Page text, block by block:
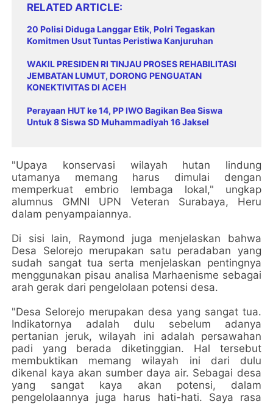
RELATED ARTICLE
20 Polisi Diduga Langgar Etik, Polri Tegaskan
Komitmen Usut Tuntas Peristiwa Kanjuruhan
WAKIL PRESIDEN RI TINJAU PROSES REHABILITASI
JEMBATAN LUMUT, DORONG PENGUATAN
KONEKTIVITAS DI ACEH
Perayaan HUT ke 14, PP IWO Bagikan Bea Siswa
Untuk 8 Siswa SD Muhammadiyah 16 Jaksel
"Upaya konservasi wilayah hutan lindung
utamanya memang harus dimulai dengan
memperkuat embrio lembaga lokal," ungkap
alumnus GMNI UPN Veteran Surabaya, Heru
dalam penyampaiannya.
Di sisi lain, Raymond juga menjelaskan bahwa
Desa Selorejo merupakan satu peradaban yang
sudah sangat tua serta menjelaskan pentingnya
menggunakan pisau analisa Marhaenisme sebagai
arah gerak dari pengelolaan potensi desa.
"Desa Selorejo merupakan desa yang sangat tua.
Indikatornya adalah dulu sebelum adanya
pertanian jeruk, wilayah ini adalah persawahan
padi yang berada diketinggian. Hal tersebut
membuktikan memang wilayah ini dari dulu
dikenal kaya akan sumber daya air. Sebagai desa
yang sangat kaya akan potensi, dalam
pengelolaannya juga harus hati-hati. Saya rasa